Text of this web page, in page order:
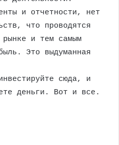
и отчетности, нет
что проводятся
и тем самым
Это выдуманная
сюда, и
деньги. Вот и все.